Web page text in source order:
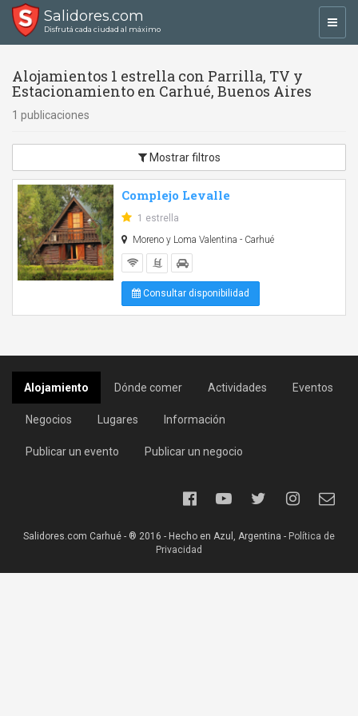
Salidores.com
Disfrutá cada ciudad al máximo
Alojamientos 1 estrella con Parrilla, TV y
Estacionamiento en Carhué, Buenos Aires
1 publicaciones
Mostrar filtros
Complejo Levalle
1 estrella
Moreno y Loma Valentina - Carhué
Consultar disponibilidad
Alojamiento Dónde comer Actividades Eventos
Negocios Lugares Información
Publicar un evento Publicar un negocio
Salidores.com Carhué - ® 2016 - Hecho en Azul, Argentina - Política de
Privacidad